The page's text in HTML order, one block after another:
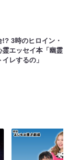
!? 3時のヒロイン・
霊エッセイ本「幽霊
レするの」